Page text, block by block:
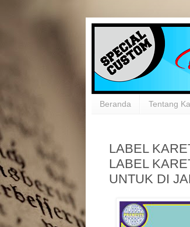
Beranda Tentang
LABEL
LABEL
UNTUK DI